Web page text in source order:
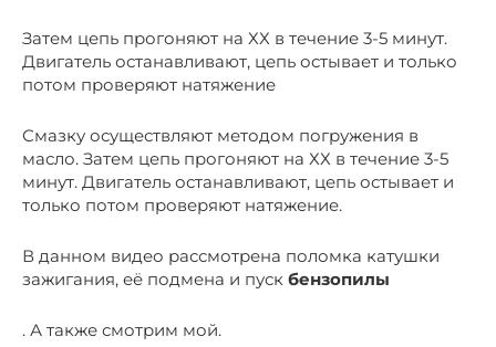
Затем цепь прогоняют на ХХ в течение 3-5 минут.
Двигатель останавливают, цепь остывает и только
потом проверяют натяжение
Смазку осуществляют методом погружения в
масло. Затем цепь прогоняют на ХХ в течение 3-5
минут. Двигатель останавливают, цепь остывает и
только потом проверяют натяжение.
В данном видео рассмотрена поломка катушки
зажигания, её подмена и пуск бензопилы
. А также смотрим мой.